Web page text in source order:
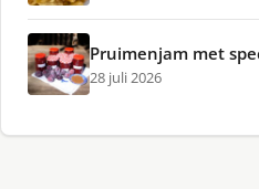
Pruimenjam met
28 juli 2026